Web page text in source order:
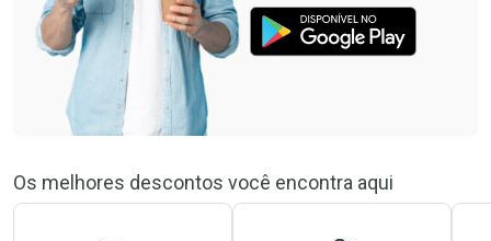
Os melhores descontos você encontra aqui